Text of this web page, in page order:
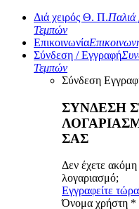
Διά χειρός Θ. Π.Παλιά
Τεμπών
Επικοινωνία
Σύνδεση / Εγγραφή
Τεμπών
Σύνδεση
ΣΥΝΔΕΣΗ
ΣΑΣ
Δεν έχετε ακόμη
λογαριασμό;
Εγγραφείτε
Όνομα χρήστη *